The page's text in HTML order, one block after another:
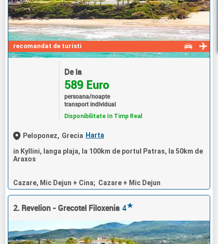
recomandat de turisti
De la
589 Euro
persoana/noapte
transport individual
Disponibilitate In Timp Real
Peloponez, Grecia Harta
in Kyllini, langa plaja, la 100km de portul Patras, la 50km de
Araxos
Cazare, Mic Dejun + Cina; Cazare + Mic Dejun
2. Revelion - Grecotel Filoxenia 4★